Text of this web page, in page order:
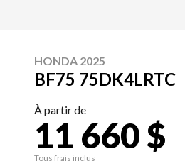
HONDA 2025
BF75 75DK4LRTC
À partir de
11 660 $
Tous frais inclus